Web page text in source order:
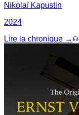
Nikolaï Kapustin
2024
Lire la chronique →